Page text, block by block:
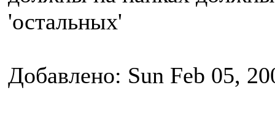
'остальных'
Добавлено: Sun Feb 05,